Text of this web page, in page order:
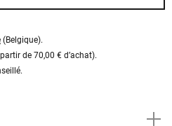
(Belgique).
de 70,00 € d’achat).